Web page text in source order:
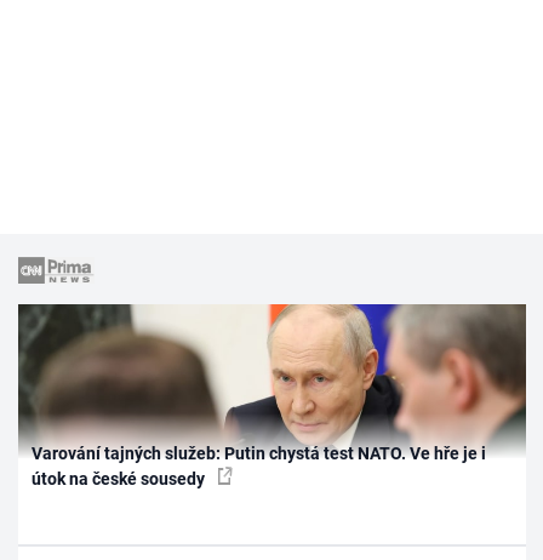
Varování tajných služeb: Putin chystá test NATO. Ve hře je i
útok na české sousedy